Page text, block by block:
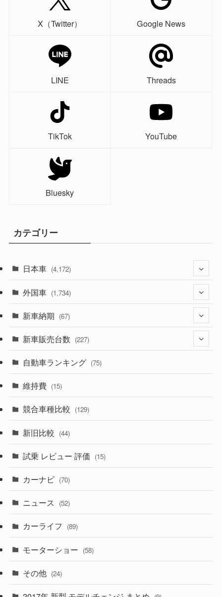
X（Twitter） Google News
LINE Threads
TikTok YouTube
Bluesky
カテゴリー
日本車 (4,172)
(1,321)
(329)
(525)
(357)
(328)
(194)
(230)
(253)
外国車 (1,734)
(242)
(85)
(84)
(14)
(222)
(50)
(43)
(6)
(9)
(58)
(28)
(27)
(26)
新車納期 (67)
(28)
(8)
(3)
(3)
(5)
(1)
新車販売台数 (227)
(21)
(5)
(7)
(5)
自動車ランキング (75)
維持費 (15)
競合車種比較 (129)
新旧比較 (44)
試乗 レビュー 評価 (15)
カーナビ (70)
ニュース (52)
カーライフ (89)
モーターショー (58)
その他 (24)